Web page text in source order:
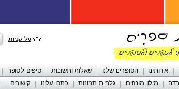
סל קניות
אודותינו הסופרים שלנו שאלות ותשובות טיפים לסופר
מילון מונחים גלריית תמונות כתבו עלינו קישורים